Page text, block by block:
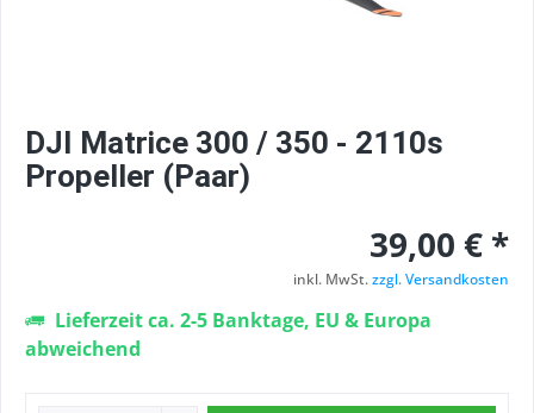
DJI Matrice 300 / 350 - 2110s
Propeller (Paar)
39,00 € *
inkl. MwSt.zzgl. Versandkosten
Lieferzeit ca. 2-5 Banktage, EU & Europa
abweichend